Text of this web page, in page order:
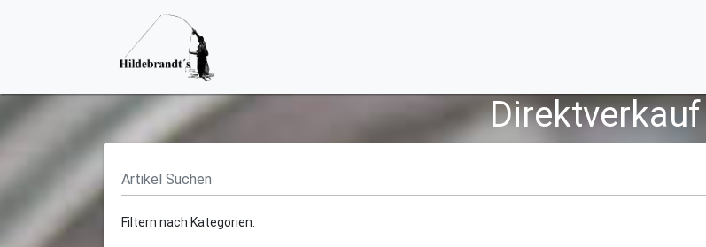
Direktverkauf
Filtern nach Kategorien: